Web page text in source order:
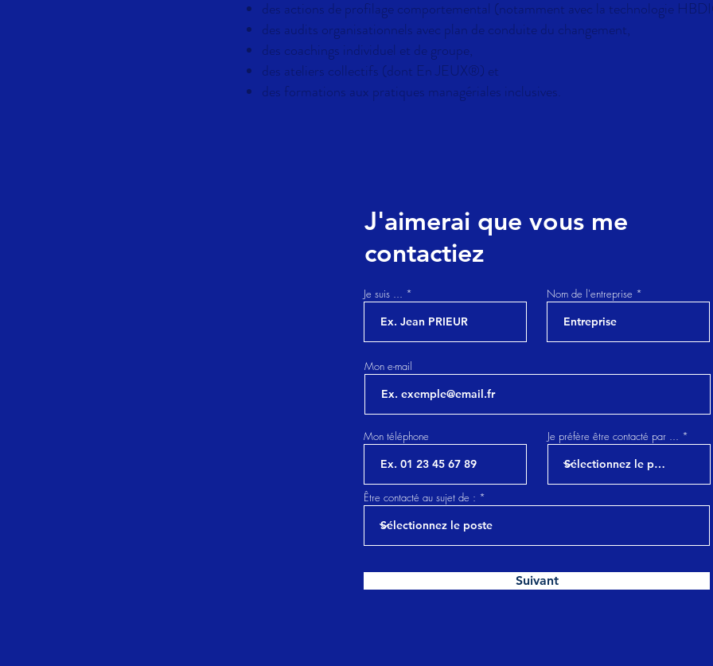
des actions de profilage comportemental (notamment avec la technologie
des audits organisationnels avec plan de conduite du changement,
des coachings individuel et de groupe,
des ateliers collectifs (dont En JEUX®️) et
des formations aux pratiques managériales inclusives.
J'aimerai que vous me
contactiez
Je suis ... Nom de l'entreprise
Mon e-mail
Mon téléphone Je préfère être contacté par ...
Être contacté au sujet de :
Suivant